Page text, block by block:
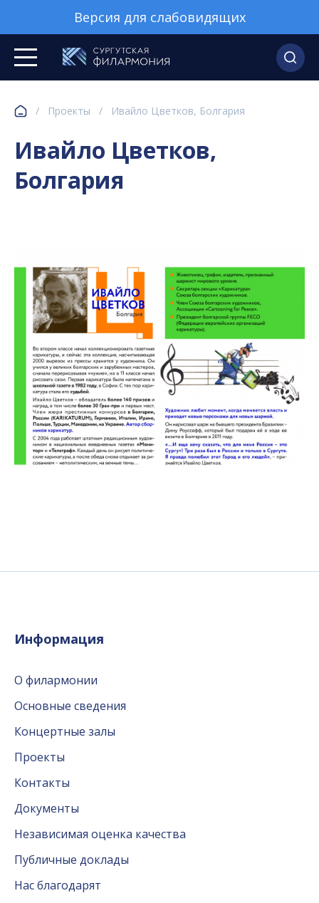
Версия для слабовидящих
/ Проекты / Ивайло Цветков, Болгария
Ивайло Цветков,
Болгария
Информация
О филармонии
Основные сведения
Концертные залы
Проекты
Контакты
Документы
Независимая оценка качества
Публичные доклады
Нас благодарят